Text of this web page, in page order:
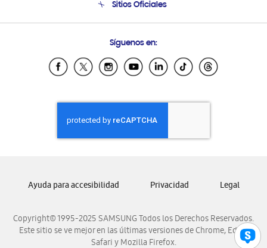
Condiciones de Compra
Soporte vía eMail
Sitios Oficiales
Samsung Ecuador
Samsung El Salvador
Samsung Honduras
Samsung Nicaragua
Samsung Panamá
Samsung Venezuela
Síguenos en:
Copyright© 1995-2025 SAMSUNG Todos los Derechos Reservados.
Este sitio se ve mejor en las últimas versiones de Chrome, Edge,
Safari y Mozilla Firefox.
Ayuda para accesibilidad Privacidad Legal